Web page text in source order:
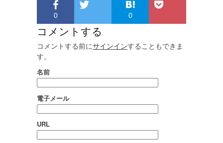
0 0
コメントする
コメントする前にサインインすることもできま
す。
名前
電子メール
URL